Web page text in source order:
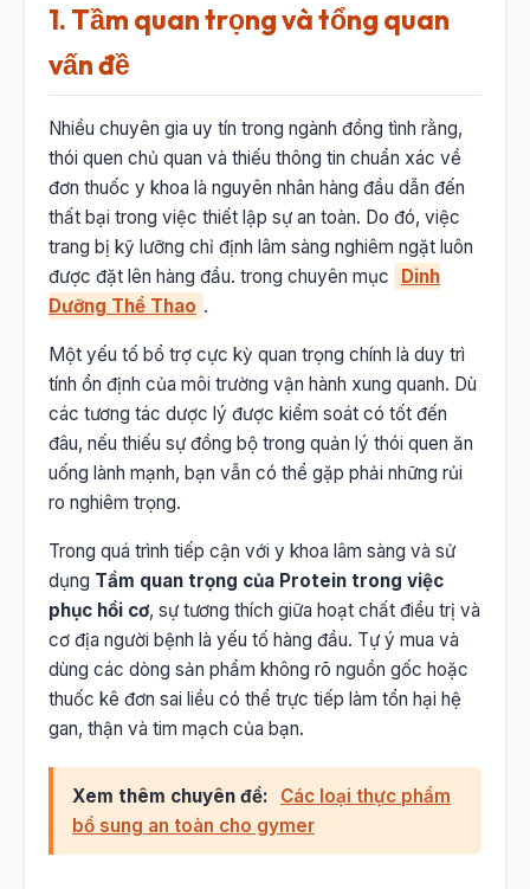
1. Tầm quan trọng và tổng quan
vấn đề
Nhiều chuyên gia uy tín trong ngành đồng tình rằng,
thói quen chủ quan và thiếu thông tin chuẩn xác về
đơn thuốc y khoa là nguyên nhân hàng đầu dẫn đến
thất bại trong việc thiết lập sự an toàn. Do đó, việc
trang bị kỹ lưỡng chỉ định lâm sàng nghiêm ngặt luôn
được đặt lên hàng đầu. trong chuyên mục
Dinh
Dưỡng Thể Thao .
Một yếu tố bổ trợ cực kỳ quan trọng chính là duy trì
tính ổn định của môi trường vận hành xung quanh. Dù
các tương tác dược lý được kiểm soát có tốt đến
đâu, nếu thiếu sự đồng bộ trong quản lý thói quen ăn
uống lành mạnh, bạn vẫn có thể gặp phải những rủi
ro nghiêm trọng.
Trong quá trình tiếp cận với y khoa lâm sàng và sử
dụng Tầm quan trọng của Protein trong việc
phục hồi cơ, sự tương thích giữa hoạt chất điều trị và
cơ địa người bệnh là yếu tố hàng đầu. Tự ý mua và
dùng các dòng sản phẩm không rõ nguồn gốc hoặc
thuốc kê đơn sai liều có thể trực tiếp làm tổn hại hệ
gan, thận và tim mạch của bạn.
Xem thêm chuyên đề:
Các loại thực phẩm
bổ sung an toàn cho gymer